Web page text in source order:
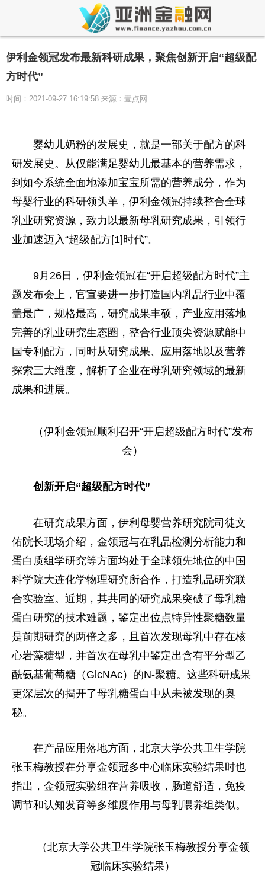
伊利金领冠发布最新科研成果，聚焦创新开启“超级配
方时代”
时间：2021-09-27 16:19:58 来源：壹点网
婴幼儿奶粉的发展史，就是一部关于配方的科
研发展史。从仅能满足婴幼儿最基本的营养需求，
到如今系统全面地添加宝宝所需的营养成分，作为
母婴行业的科研领头羊，伊利金领冠持续整合全球
乳业研究资源，致力以最新母乳研究成果，引领行
业加速迈入“超级配方[1]时代”。
9月26日，伊利金领冠在“开启超级配方时代”主
题发布会上，官宣要进一步打造国内乳品行业中覆
盖最广，规格最高，研究成果丰硕，产业应用落地
完善的乳业研究生态圈，整合行业顶尖资源赋能中
国专利配方，同时从研究成果、应用落地以及营养
探索三大维度，解析了企业在母乳研究领域的最新
成果和进展。
（伊利金领冠顺利召开“开启超级配方时代”发布
会）
创新开启“超级配方时代”
在研究成果方面，伊利母婴营养研究院司徒文
佑院长现场介绍，金领冠与在乳品检测分析能力和
蛋白质组学研究等方面均处于全球领先地位的中国
科学院大连化学物理研究所合作，打造乳品研究联
合实验室。近期，其共同的研究成果突破了母乳糖
蛋白研究的技术难题，鉴定出位点特异性聚糖数量
是前期研究的两倍之多，且首次发现母乳中存在核
心岩藻糖型，并首次在母乳中鉴定出含有平分型乙
酰氨基葡萄糖（GlcNAc）的N-聚糖。这些科研成果
更深层次的揭开了母乳糖蛋白中从未被发现的奥
秘。
在产品应用落地方面，北京大学公共卫生学院
张玉梅教授在分享金领冠多中心临床实验结果时也
指出，金领冠实验组在营养吸收，肠道舒适，免疫
调节和认知发育等多维度作用与母乳喂养组类似。
（北京大学公共卫生学院张玉梅教授分享金领
冠临床实验结果）